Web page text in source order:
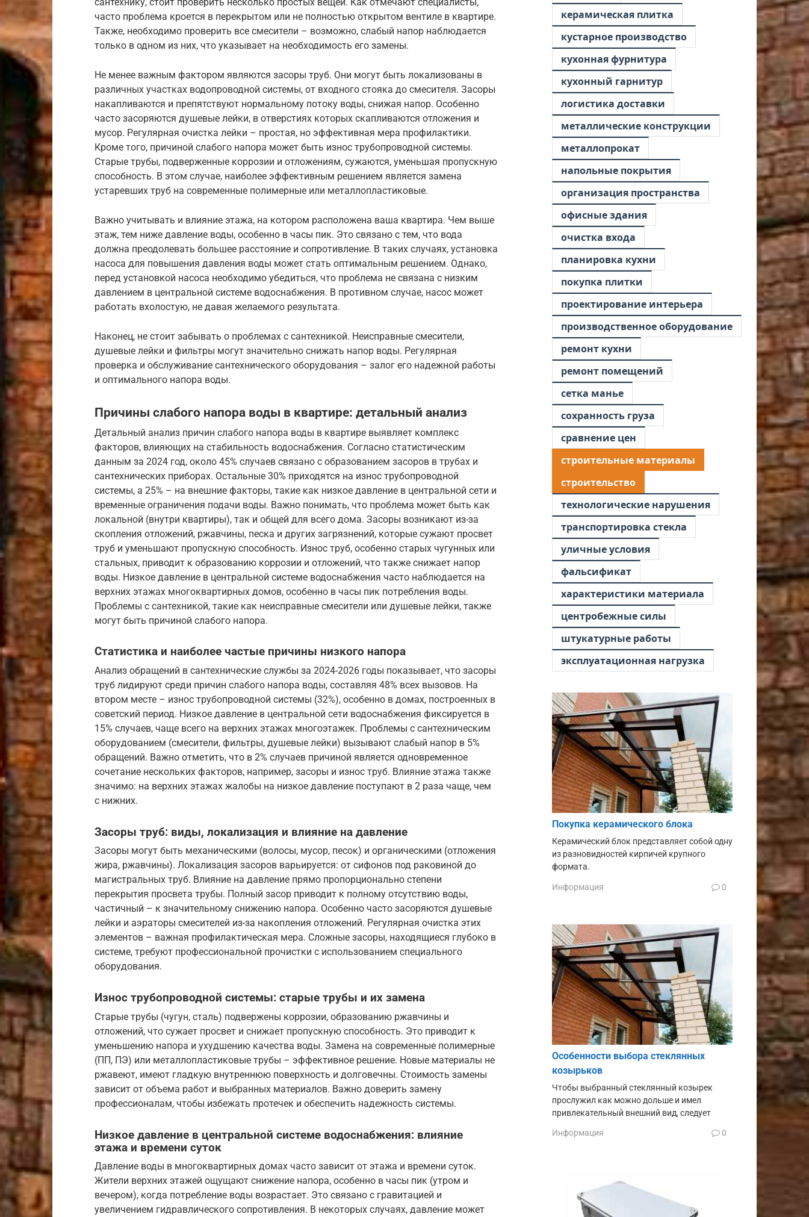
часто проблема кроется в перекрытом или не полностью открытом вентиле в квартире.
Также, необходимо проверить все смесители – возможно, слабый напор наблюдается
только в одном из них, что указывает на необходимость его замены.
Не менее важным фактором являются засоры труб. Они могут быть локализованы в
различных участках водопроводной системы, от входного стояка до смесителя. Засоры
накапливаются и препятствуют нормальному потоку воды, снижая напор. Особенно
часто засоряются душевые лейки, в отверстиях которых скапливаются отложения и
мусор. Регулярная очистка лейки – простая, но эффективная мера профилактики.
Кроме того, причиной слабого напора может быть износ трубопроводной системы.
Старые трубы, подверженные коррозии и отложениям, сужаются, уменьшая пропускную
способность. В этом случае, наиболее эффективным решением является замена
устаревших труб на современные полимерные или металлопластиковые.
Важно учитывать и влияние этажа, на котором расположена ваша квартира. Чем выше
этаж, тем ниже давление воды, особенно в часы пик. Это связано с тем, что вода
должна преодолевать большее расстояние и сопротивление. В таких случаях, установка
насоса для повышения давления воды может стать оптимальным решением. Однако,
перед установкой насоса необходимо убедиться, что проблема не связана с низким
давлением в центральной системе водоснабжения. В противном случае, насос может
работать вхолостую, не давая желаемого результата.
Наконец, не стоит забывать о проблемах с сантехникой. Неисправные смесители,
душевые лейки и фильтры могут значительно снижать напор воды. Регулярная
проверка и обслуживание сантехнического оборудования – залог его надежной работы
и оптимального напора воды.
Причины слабого напора воды в квартире: детальный анализ
Детальный анализ причин слабого напора воды в квартире выявляет комплекс
факторов, влияющих на стабильность водоснабжения. Согласно статистическим
данным за 2024 год, около 45% случаев связано с образованием засоров в трубах и
сантехнических приборах. Остальные 30% приходятся на износ трубопроводной
системы, а 25% – на внешние факторы, такие как низкое давление в центральной сети и
временные ограничения подачи воды. Важно понимать, что проблема может быть как
локальной (внутри квартиры), так и общей для всего дома. Засоры возникают из-за
скопления отложений, ржавчины, песка и других загрязнений, которые сужают просвет
труб и уменьшают пропускную способность. Износ труб, особенно старых чугунных или
стальных, приводит к образованию коррозии и отложений, что также снижает напор
воды. Низкое давление в центральной системе водоснабжения часто наблюдается на
верхних этажах многоквартирных домов, особенно в часы пик потребления воды.
Проблемы с сантехникой, такие как неисправные смесители или душевые лейки, также
могут быть причиной слабого напора.
Статистика и наиболее частые причины низкого напора
Анализ обращений в сантехнические службы за 2024-2026 годы показывает, что засоры
труб лидируют среди причин слабого напора воды, составляя 48% всех вызовов. На
втором месте – износ трубопроводной системы (32%), особенно в домах, построенных в
советский период. Низкое давление в центральной сети водоснабжения фиксируется в
15% случаев, чаще всего на верхних этажах многоэтажек. Проблемы с сантехническим
оборудованием (смесители, фильтры, душевые лейки) вызывают слабый напор в 5%
обращений. Важно отметить, что в 2% случаев причиной является одновременное
сочетание нескольких факторов, например, засоры и износ труб. Влияние этажа также
значимо: на верхних этажах жалобы на низкое давление поступают в 2 раза чаще, чем
с нижних.
Засоры труб: виды, локализация и влияние на давление
Засоры могут быть механическими (волосы, мусор, песок) и органическими (отложения
жира, ржавчины). Локализация засоров варьируется: от сифонов под раковиной до
магистральных труб. Влияние на давление прямо пропорционально степени
перекрытия просвета трубы. Полный засор приводит к полному отсутствию воды,
частичный – к значительному снижению напора. Особенно часто засоряются душевые
лейки и аэраторы смесителей из-за накопления отложений. Регулярная очистка этих
элементов – важная профилактическая мера. Сложные засоры, находящиеся глубоко в
системе, требуют профессиональной прочистки с использованием специального
оборудования.
Износ трубопроводной системы: старые трубы и их замена
Старые трубы (чугун, сталь) подвержены коррозии, образованию ржавчины и
отложений, что сужает просвет и снижает пропускную способность. Это приводит к
уменьшению напора и ухудшению качества воды. Замена на современные полимерные
(ПП, ПЭ) или металлопластиковые трубы – эффективное решение. Новые материалы не
ржавеют, имеют гладкую внутреннюю поверхность и долговечны. Стоимость замены
зависит от объема работ и выбранных материалов. Важно доверить замену
профессионалам, чтобы избежать протечек и обеспечить надежность системы.
Низкое давление в центральной системе водоснабжения: влияние
этажа и времени суток
Давление воды в многоквартирных домах часто зависит от этажа и времени суток.
Жители верхних этажей ощущают снижение напора, особенно в часы пик (утром и
вечером), когда потребление воды возрастает. Это связано с гравитацией и
увеличением гидравлического сопротивления. В некоторых случаях, давление может
керамическая плитка
кустарное производство
кухонная фурнитура
кухонный гарнитур
логистика доставки
металлические конструкции
металлопрокат
напольные покрытия
организация пространства
офисные здания
очистка входа
планировка кухни
покупка плитки
проектирование интерьера
производственное оборудование
ремонт кухни
ремонт помещений
сетка манье
сохранность груза
сравнение цен
строительные материалы
строительство
технологические нарушения
транспортировка стекла
уличные условия
фальсификат
характеристики материала
центробежные силы
штукатурные работы
эксплуатационная нагрузка
Покупка керамического блока
Керамический блок представляет собой одну
из разновидностей кирпичей крупного
формата.
Информация 0
Особенности выбора стеклянных
козырьков
Чтобы выбранный стеклянный козырек
прослужил как можно дольше и имел
привлекательный внешний вид, следует
Информация 0